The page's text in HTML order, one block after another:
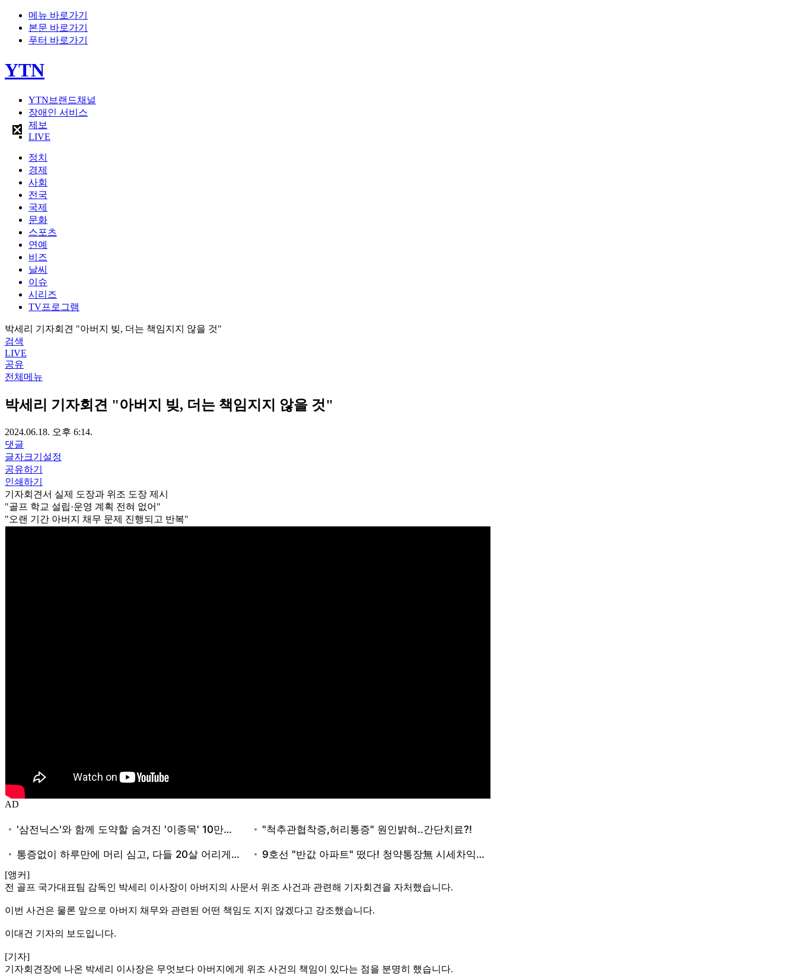
메뉴 바로가기
본문 바로가기
푸터 바로가기
YTN
YTN브랜드채널
장애인 서비스
제보
LIVE
정치
경제
사회
전국
국제
문화
스포츠
연예
비즈
날씨
이슈
시리즈
TV프로그램
박세리 기자회견 "아버지 빚, 더는 책임지지 않을 것"
검색
LIVE
공유
전체메뉴
박세리 기자회견 "아버지 빚, 더는 책임지지 않을 것"
2024.06.18. 오후 6:14.
댓글
글자크기설정
공유하기
인쇄하기
기자회견서 실제 도장과 위조 도장 제시
"골프 학교 설립·운영 계획 전혀 없어"
"오랜 기간 아버지 채무 문제 진행되고 반복"
AD
[앵커]
전 골프 국가대표팀 감독인 박세리 이사장이 아버지의 사문서 위조 사건과 관련해 기자회견을 자처했습니다.
이번 사건은 물론 앞으로 아버지 채무와 관련된 어떤 책임도 지지 않겠다고 강조했습니다.
이대건 기자의 보도입니다.
[기자]
기자회견장에 나온 박세리 이사장은 무엇보다 아버지에게 위조 사건의 책임이 있다는 점을 분명히 했습니다.